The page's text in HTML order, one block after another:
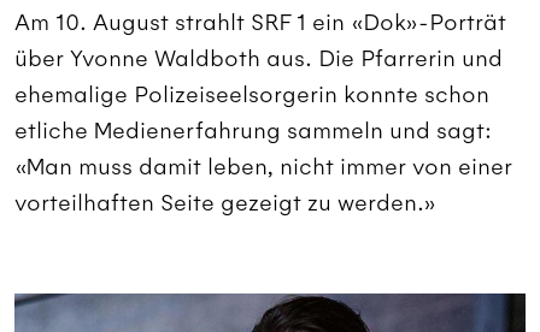
Am 10. August strahlt SRF 1 ein «Dok»-Porträt
über Yvonne Waldboth aus. Die Pfarrerin und
ehemalige Polizeiseelsorgerin konnte schon
etliche Medienerfahrung sammeln und sagt:
«Man muss damit leben, nicht immer von einer
vorteilhaften Seite gezeigt zu werden.»